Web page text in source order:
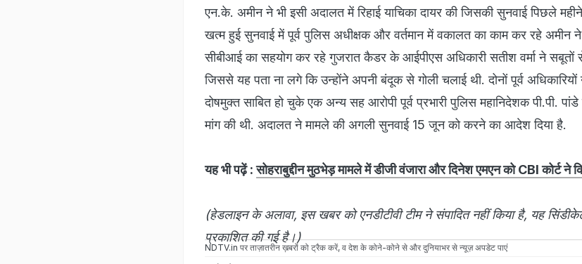
एन.के. अमीन ने भी इसी अदालत में रिहाई याचिका दायर की जिसकी सुनवाई पिछले
खत्म हुई सुनवाई में पूर्व पुलिस अधीक्षक और वर्तमान में वकालत का काम कर रहे अमीन ने
सीबीआई का सहयोग कर रहे गुजरात कैडर के आईपीएस अधिकारी सतीश वर्मा ने
जिससे यह पता ना लगे कि उन्होंने अपनी बंदूक से गोली चलाई थी. दोनों पूर्व अधिकारियों
दोषमुक्त साबित हो चुके एक अन्य सह आरोपी पूर्व प्रभारी पुलिस महानिदेशक पी.पी.
मांग की थी. अदालत ने मामले की अगली सुनवाई 15 जून को करने का आदेश दिया है.
यह भी पढ़ें :सोहराबुद्दीन मुठभेड़ मामले में डीजी वंजारा और दिनेश एमएन को CBI कोर्ट ने
(हेडलाइन के अलावा, इस खबर को एनडीटीवी टीम ने संपादित नहीं किया है, यह
प्रकाशित की गई है।)
NDTV.in पर ताज़ातरीन ख़बरों को ट्रैक करें, व देश के कोने-कोने से और दुनियाभर से न्यूज़ अपडेट पाएं